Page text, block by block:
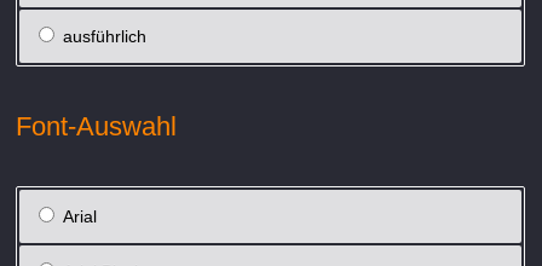
ausführlich
Font-Auswahl
Arial